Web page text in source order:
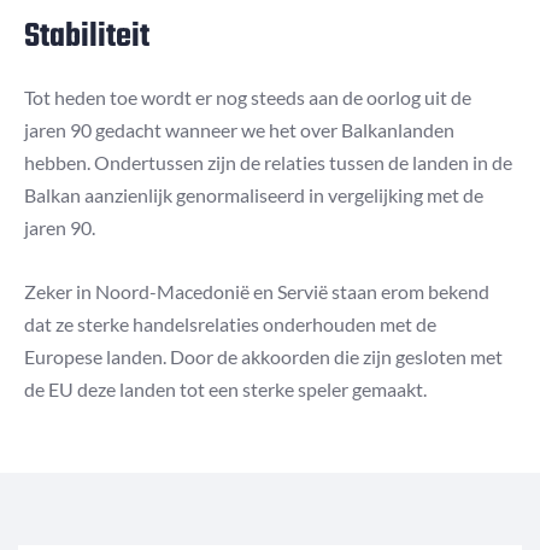
Stabiliteit
Tot heden toe wordt er nog steeds aan de oorlog uit de
jaren 90 gedacht wanneer we het over Balkanlanden
hebben. Ondertussen zijn de relaties tussen de landen in de
Balkan aanzienlijk genormaliseerd in vergelijking met de
jaren 90.
Zeker in Noord-Macedonië en Servië staan erom bekend
dat ze sterke handelsrelaties onderhouden met de
Europese landen. Door de akkoorden die zijn gesloten met
de EU deze landen tot een sterke speler gemaakt.